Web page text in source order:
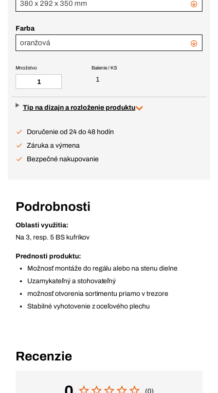
380 x 292 x 350 mm
Farba
oranžová
Balenie / KS
1
Množstvo
Tip na dizajn a rozloženie produktu
Doručenie od 24 do 48 hodín
Záruka a výmena
Bezpečné nakupovanie
Podrobnosti
Oblasti využitia:
Na 3, resp. 5 BS kufríkov
Prednosti produktu:
Možnosť montáže do regálu alebo na stenu dielne
Uzamykateľný a stohovateľný
možnosť otvorenia sortimentu priamo v trezore
Stabilné vyhotovenie z oceľového plechu
Recenzie
(0)